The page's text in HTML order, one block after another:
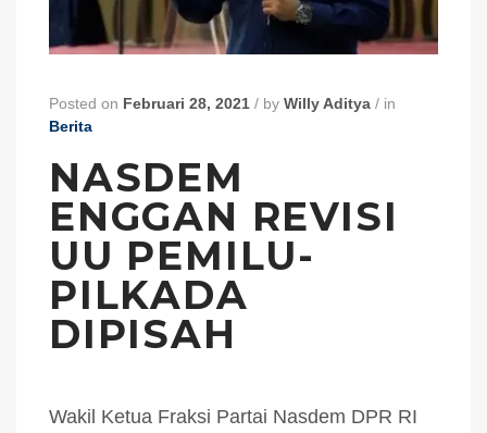
Posted on Februari 28, 2021 / by Willy Aditya / in
Berita
NASDEM
ENGGAN REVISI
UU PEMILU-
PILKADA
DIPISAH
Wakil Ketua Fraksi Partai Nasdem DPR RI